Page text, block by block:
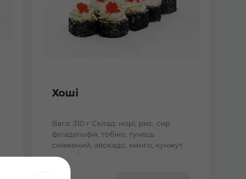
Хоші
Вага: 310 г Склад: норі, рис, сир
філадельфія, тобіко, тунець
смажений, авокадо, манго, кунжут
чорний.